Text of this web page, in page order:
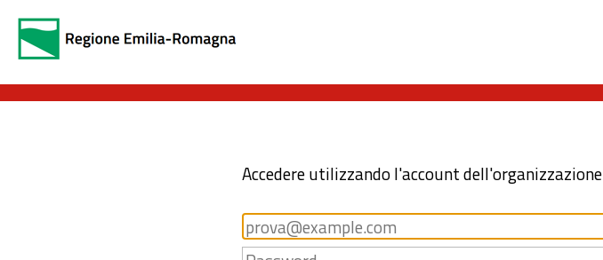
Accedere utilizzando l'account dell'organizzazione